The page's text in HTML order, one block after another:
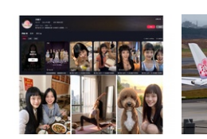
縣市達停班課標準
「
貴